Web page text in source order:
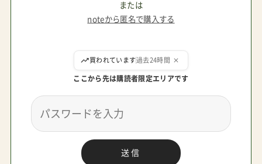
または
noteから匿名で購入する
買われています過去24時間
ここから先は購読者限定エリアです
送信